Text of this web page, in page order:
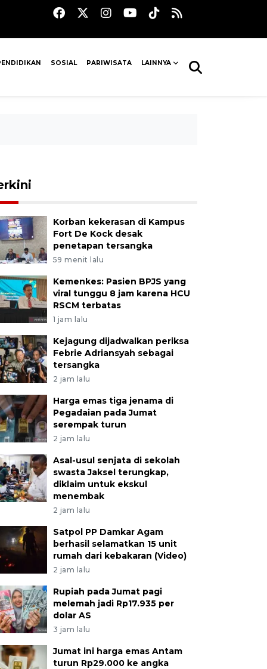
SOSIAL PARIWISATA LAINNYA
Korban kekerasan di Kampus
Fort De Kock desak
penetapan tersangka
59 menit lalu
Kemenkes: Pasien BPJS yang
viral tunggu 8 jam karena HCU
RSCM terbatas
1 jam lalu
Kejagung dijadwalkan periksa
Febrie Adriansyah sebagai
tersangka
2 jam lalu
Harga emas tiga jenama di
Pegadaian pada Jumat
serempak turun
2 jam lalu
Asal-usul senjata di sekolah
swasta Jaksel terungkap,
diklaim untuk ekskul
menembak
2 jam lalu
Satpol PP Damkar Agam
berhasil selamatkan 15 unit
rumah dari kebakaran (Video)
2 jam lalu
Rupiah pada Jumat pagi
melemah jadi Rp17.935 per
dolar AS
3 jam lalu
Jumat ini harga emas Antam
turun Rp29.000 ke angka